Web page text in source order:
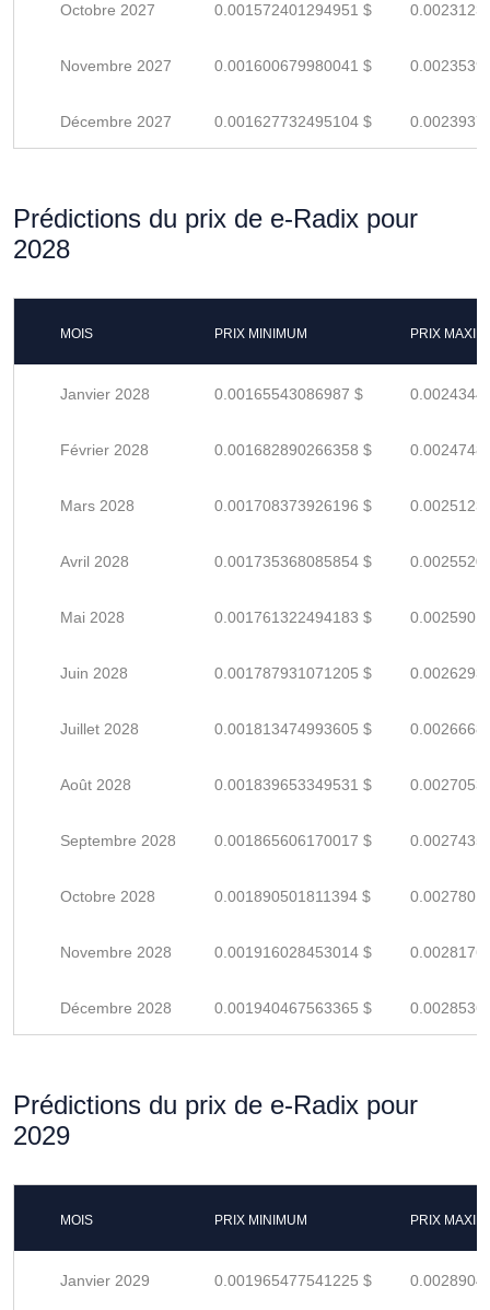
Octobre 2027 0.001572401294951 $
Novembre 2027 0.001600679980041 $
Décembre 2027 0.001627732495104 $
Prédictions du prix de e-Radix pour
2028
MOIS PRIX MINIMUM PRIX
Janvier 2028 0.00165543086987 $
Février 2028 0.001682890266358 $
Mars 2028 0.001708373926196 $
Avril 2028 0.001735368085854 $
Mai 2028 0.001761322494183 $
Juin 2028 0.001787931071205 $
Juillet 2028 0.001813474993605 $
Août 2028 0.001839653349531 $
Septembre 2028 0.001865606170017 $
Octobre 2028 0.001890501811394 $
Novembre 2028 0.001916028453014 $
Décembre 2028 0.001940467563365 $
Prédictions du prix de e-Radix pour
2029
MOIS PRIX MINIMUM PRIX
Janvier 2029 0.001965477541225 $